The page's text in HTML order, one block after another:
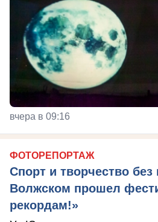
вчера в 09:16
ФОТОРЕПОРТАЖ
Спорт и творчество без
Волжском прошел
рекордам!»